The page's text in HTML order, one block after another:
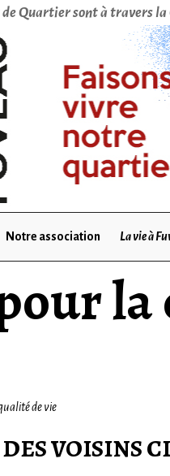
de Quartier sont à travers
Notre association La vie à
de vie
VOISINS